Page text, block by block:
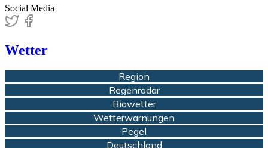
Social Media
Wetter
Region
Regenradar
Biowetter
Wetterwarnungen
Pegel
Deutschland